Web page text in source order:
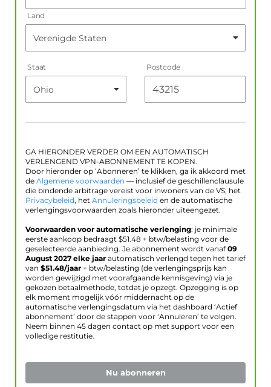
Land
Staat Postcode
GA HIERONDER VERDER OM EEN AUTOMATISCH
VERLENGEND VPN-ABONNEMENT TE KOPEN.
Door hieronder op ‘Abonneren’ te klikken, ga ik akkoord met
de Algemene voorwaarden — inclusief de geschillenclausule
die bindende arbitrage vereist voor inwoners van de VS; het
Privacybeleid, het Annuleringsbeleid en de automatische
verlengingsvoorwaarden zoals hieronder uiteengezet.
Voorwaarden voor automatische verlenging: je minimale
eerste aankoop bedraagt $51.48 + btw/belasting voor de
geselecteerde aanbieding. Je abonnement wordt vanaf09
August 2027 elke jaar automatisch verlengd tegen het tarief
van $51.48/jaar + btw/belasting (de verlengingsprijs kan
worden gewijzigd met voorafgaande kennisgeving) via je
gekozen betaalmethode, totdat je opzegt. Opzegging is op
elk moment mogelijk vóór middernacht op de
automatische verlengingsdatum via het dashboard ‘Actief
abonnement’ door de stappen voor ‘Annuleren’ te volgen.
Neem binnen 45 dagen contact op met support voor een
volledige restitutie.
Nu abonneren